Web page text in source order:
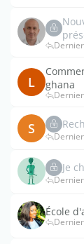
L
ghana
S
Je
École